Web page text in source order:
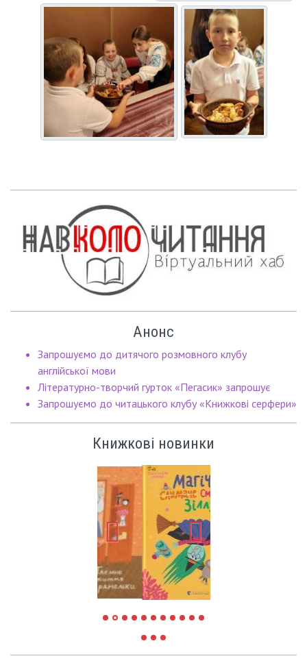
Анонс
Запрошуємо до дитячого розмовного клубу
англійської мови
Літературно-творчий гурток «Пегасик» запрошує
Запрошуємо до читацького клубу «Книжкові серфери»
Книжкові новинки